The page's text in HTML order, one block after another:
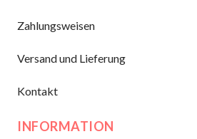
Zahlungsweisen
Versand und Lieferung
Kontakt
INFORMATION